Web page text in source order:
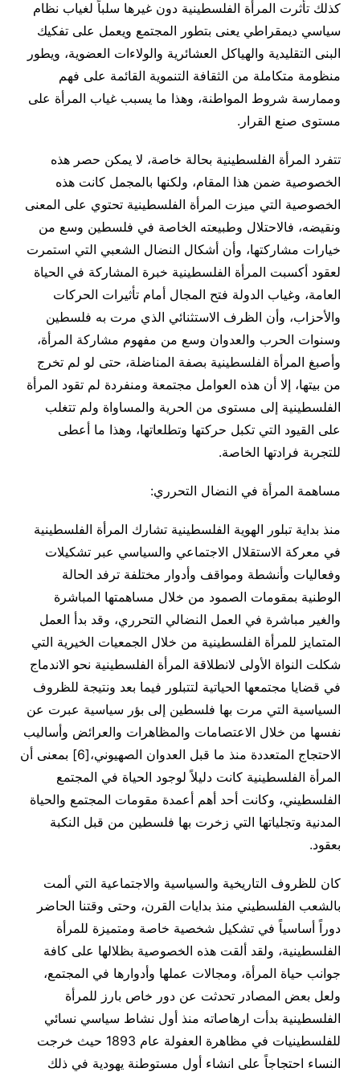
كذلك تأثرت المرأة الفلسطينية دون غيرها سلباً لغياب نظام
سياسي ديمقراطي يعنى بتطور المجتمع ويعمل على تفكيك
البنى التقليدية والهياكل العشائرية والولاءات العضوية، ويطور
منظومة متكاملة من الثقافة التنموية القائمة على فهم
وممارسة شروط المواطنة، وهذا ما يسبب غياب المرأة على
مستوى صنع القرار.
تتفرد المرأة الفلسطينية بحالة خاصة، لا يمكن حصر هذه
الخصوصية ضمن هذا المقام، ولكنها بالمجمل كانت هذه
الخصوصية التي ميزت المرأة الفلسطينية تحتوي على المعنى
ونقيضه، فالاحتلال وطبيعته الخاصة في فلسطين وسع من
خيارات مشاركتها، وأن أشكال النضال الشعبي التي استمرت
لعقود أكسبت المرأة الفلسطينية خبرة المشاركة في الحياة
العامة، وغياب الدولة فتح المجال أمام تأثيرات الحركات
والأحزاب، وأن الظرف الاستثنائي الذي مرت به فلسطين
وسنوات الحرب والعدوان وسع من مفهوم مشاركة المرأة،
وأصبغ المرأة الفلسطينية بصفة المناضلة، حتى لو لم تخرج
من بيتها، إلا أن هذه العوامل مجتمعة ومنفردة لم تقود المرأة
الفلسطينية إلى مستوى من الحرية والمساواة ولم تتغلب
على القيود التي تكبل حركتها وتطلعاتها، وهذا ما أعطى
للتجربة فرادتها الخاصة.
مساهمة المرأة في النضال التحرري:
منذ بداية تبلور الهوية الفلسطينية تشارك المرأة الفلسطينية
في معركة الاستقلال الاجتماعي والسياسي عبر تشكيلات
وفعاليات وأنشطة ومواقف وأدوار مختلفة ترفد الحالة
الوطنية بمقومات الصمود من خلال مساهمتها المباشرة
والغير مباشرة في العمل النضالي التحرري، وقد بدأ العمل
المتمايز للمرأة الفلسطينية من خلال الجمعيات الخيرية التي
شكلت النواة الأولى لانطلاقة المرأة الفلسطينية نحو الاندماج
في قضايا مجتمعها الحياتية لتتبلور فيما بعد ونتيجة للظروف
السياسية التي مرت بها فلسطين إلى بؤر سياسية عبرت عن
نفسها من خلال الاعتصامات والمظاهرات والعرائض وأساليب
الاحتجاج المتعددة منذ ما قبل العدوان الصهيوني،[6] بمعنى أن
المرأة الفلسطينية كانت دليلاً لوجود الحياة في المجتمع
الفلسطيني، وكانت أحد أهم أعمدة مقومات المجتمع والحياة
المدنية وتجلياتها التي زخرت بها فلسطين من قبل النكبة
بعقود.
كان للظروف التاريخية والسياسية والاجتماعية التي ألمت
بالشعب الفلسطيني منذ بدايات القرن، وحتى وقتنا الحاضر
دوراً أساسياً في تشكيل شخصية خاصة ومتميزة للمرأة
الفلسطينية، ولقد ألقت هذه الخصوصية بظلالها على كافة
جوانب حياة المرأة، ومجالات عملها وأدوارها في المجتمع،
ولعل بعض المصادر تحدثت عن دور خاص بارز للمرأة
الفلسطينية بدأت ارهاصاته منذ أول نشاط سياسي نسائي
للفلسطينيات في مظاهرة العفولة عام 1893 حيث خرجت
النساء احتجاجاً على انشاء أول مستوطنة يهودية في ذلك